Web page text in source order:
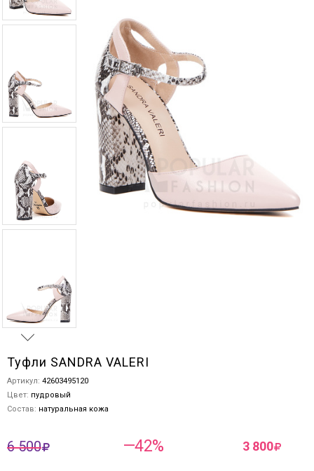
Туфли SANDRA VALERI
Артикул: 42603495120
Цвет: пудровый
Состав: натуральная кожа
6 500 —42% 3 800